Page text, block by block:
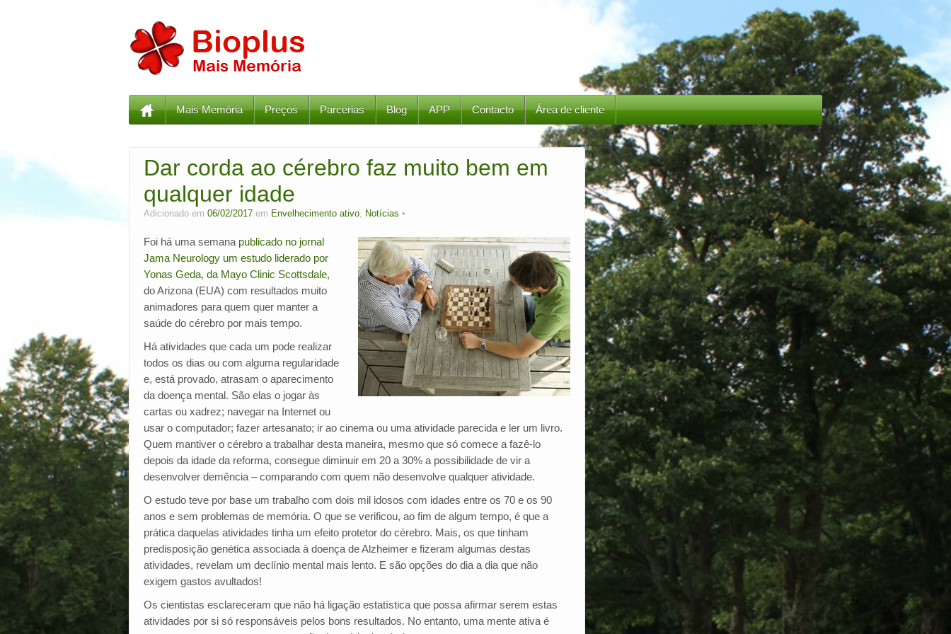
Mais Memória Preços Parcerias Blog APP Contacto Área de cliente
Dar corda ao cérebro faz muito bem em
qualquer idade
Adicionado em 06/02/2017 em Envelhecimento ativo, Notícias
Foi há uma semana publicado no jornal
Jama Neurology um estudo liderado por
Yonas Geda, da Mayo Clinic Scottsdale,
do Arizona (EUA) com resultados muito
animadores para quem quer manter a
saúde do cérebro por mais tempo.
Há atividades que cada um pode realizar
todos os dias ou com alguma regularidade
e, está provado, atrasam o aparecimento
da doença mental. São elas o jogar às
cartas ou xadrez; navegar na Internet ou
usar o computador; fazer artesanato; ir ao cinema ou uma atividade parecida e ler um livro.
Quem mantiver o cérebro a trabalhar desta maneira, mesmo que só comece a fazê-lo
depois da idade da reforma, consegue diminuir em 20 a 30% a possibilidade de vir a
desenvolver demência – comparando com quem não desenvolve qualquer atividade.
O estudo teve por base um trabalho com dois mil idosos com idades entre os 70 e os 90
anos e sem problemas de memória. O que se verificou, ao fim de algum tempo, é que a
prática daquelas atividades tinha um efeito protetor do cérebro. Mais, os que tinham
predisposição genética associada à doença de Alzheimer e fizeram algumas destas
atividades, revelam um declínio mental mais lento. E são opções do dia a dia que não
exigem gastos avultados!
Os cientistas esclareceram que não há ligação estatística que possa afirmar serem estas
atividades por si só responsáveis pelos bons resultados. No entanto, uma mente ativa é